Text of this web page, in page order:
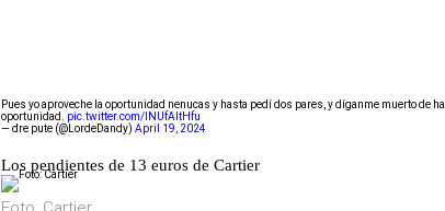
Pues yo aproveche la oportunidad nenucas y hasta pedí dos pares, y díganme muerto de
oportunidad. pic.twitter.com/lNUfAItHfu
— dre pute (@LordeDandy) April 19, 2024
Los pendientes de 13 euros de Cartier